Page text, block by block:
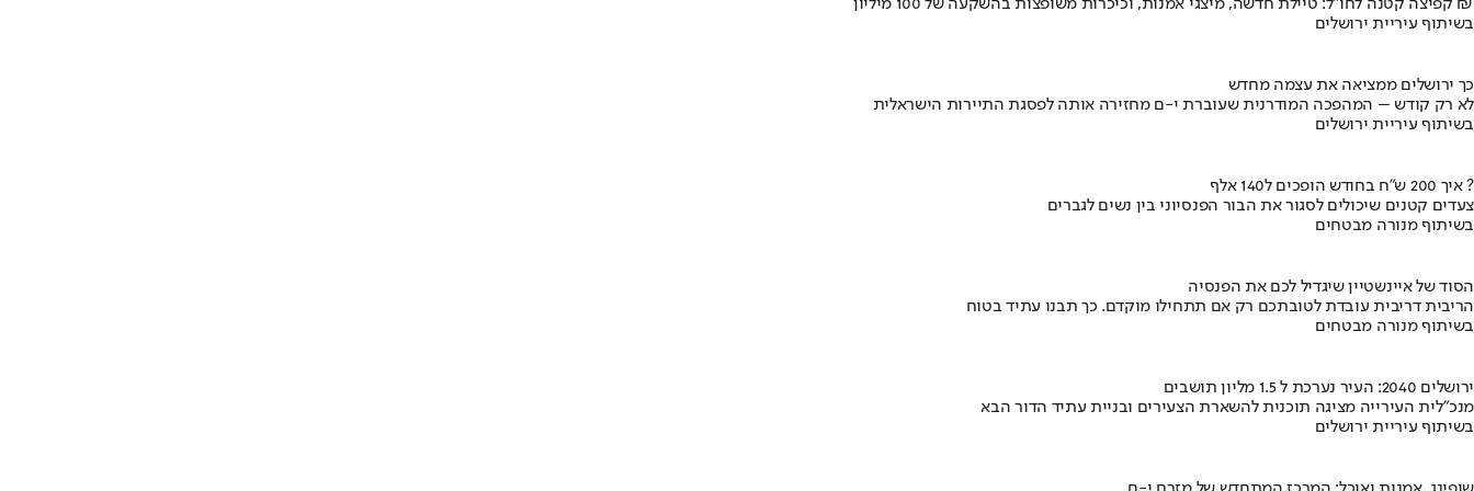
קפיצה קטנה לחו"ל: טיילת חדשה, מיצגי אמנות, וכיכרות משופצות בהשקעה של 100 מיליון ₪
בשיתוף עיריית ירושלים
כך ירושלים ממציאה את עצמה מחדש
לא רק קודש – המהפכה המודרנית שעוברת י-ם מחזירה אותה לפסגת התיירות הישראלית
בשיתוף עיריית ירושלים
איך 200 ש"ח בחודש הופכים ל140 אלף ?
צעדים קטנים שיכולים לסגור את הבור הפנסיוני בין נשים לגברים
בשיתוף מנורה מבטחים
הסוד של איינשטיין שיגדיל לכם את הפנסיה
הריבית דריבית עובדת לטובתכם רק אם תתחילו מוקדם. כך תבנו עתיד בטוח
בשיתוף מנורה מבטחים
ירושלים 2040: העיר נערכת ל 1.5 מליון תושבים
מנכ"לית העירייה מציגה תוכנית להשארת הצעירים ובניית עתיד הדור הבא
בשיתוף עיריית ירושלים